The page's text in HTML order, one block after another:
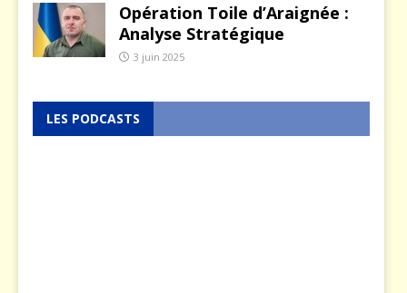
Opération Toile d’Araignée :
Analyse Stratégique
3 juin 2025
LES PODCASTS